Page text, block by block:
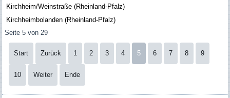
Kirchheim/Weinstraße (Rheinland-Pfalz)
Kirchheimbolanden (Rheinland-Pfalz)
Seite 5 von 29
Start Zurück 1 2 3 4 5 6 7 8 9
10 Weiter Ende